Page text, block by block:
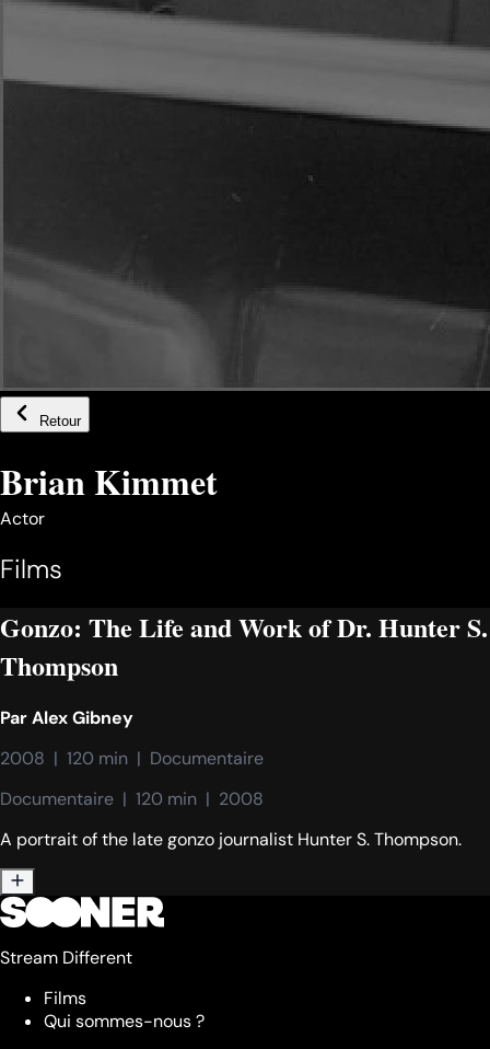
Retour
Brian Kimmet
Actor
Films
Gonzo: The Life and Work of Dr. Hunter S.
Thompson
ParAlex Gibney
2008  |  120 min  |  Documentaire
Documentaire  |  120 min  |  2008
A portrait of the late gonzo journalist Hunter S. Thompson.
Stream Different
Films
Qui sommes-nous ?